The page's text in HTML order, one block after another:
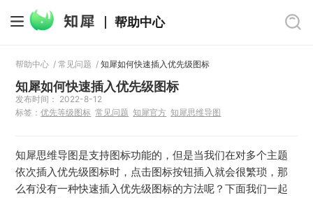
帮助中心
帮助中心 /常见问题 /知犀如何快速插入优先级图标
知犀如何快速插入优先级图标
发布时间： 2022-8-12
标签：优先等级图标 常见问题 知犀官方 知犀思维导图
知犀思维导图是支持图标功能的，但是当我们在对多个主题
依次插入优先级图标时，点击图标按钮插入就会很繁琐，那
么有没有一种快速插入优先级图标的方法呢？下面我们一起